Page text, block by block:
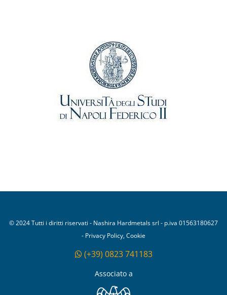
© 2024 Tutti i diritti riservati - Nashira Hardmetals srl - p.iva 01563180627
- Privacy Policy, Cookie
(+39) 0823 741183
Associato a